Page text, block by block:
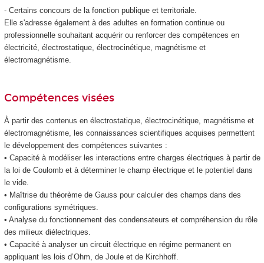
- Certains concours de la fonction publique et territoriale.
Elle s'adresse également à des adultes en formation continue ou
professionnelle souhaitant acquérir ou renforcer des compétences en
électricité, électrostatique, électrocinétique, magnétisme et
électromagnétisme.
Compétences visées
À partir des contenus en électrostatique, électrocinétique, magnétisme et
électromagnétisme, les connaissances scientifiques acquises permettent
le développement des compétences suivantes :
• Capacité à modéliser les interactions entre charges électriques à partir de
la loi de Coulomb et à déterminer le champ électrique et le potentiel dans
le vide.
• Maîtrise du théorème de Gauss pour calculer des champs dans des
configurations symétriques.
• Analyse du fonctionnement des condensateurs et compréhension du rôle
des milieux diélectriques.
• Capacité à analyser un circuit électrique en régime permanent en
appliquant les lois d’Ohm, de Joule et de Kirchhoff.